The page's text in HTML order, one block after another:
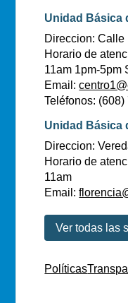
Unidad Básica
Direccion: Calle
Horario de
11am 1pm-5pm
Email:
Teléfonos:
Unidad Básica
Direccion:
Horario de
11am
Email:
Ver todas las
Políticas